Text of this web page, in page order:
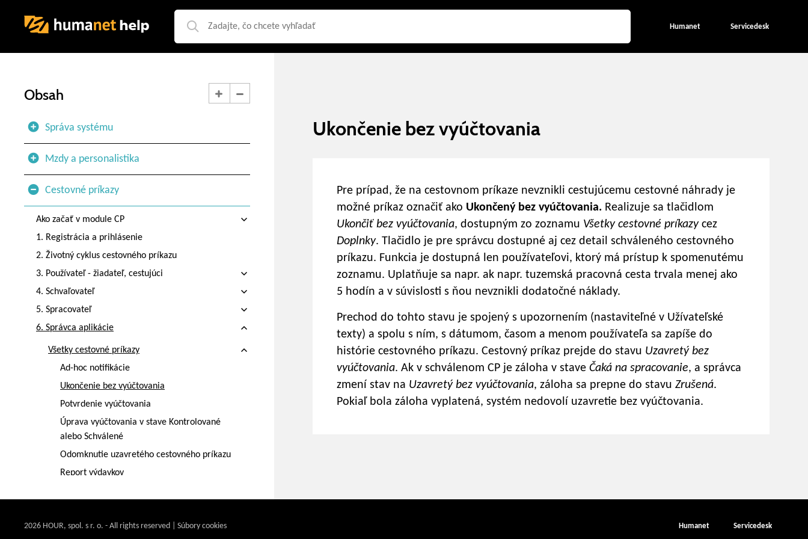
Humanet Servicedesk
Obsah
Správa systému
Mzdy a personalistika
Cestovné príkazy
Ako začať v module CP
1. Registrácia a prihlásenie
2. Životný cyklus cestovného príkazu
3. Používateľ - žiadateľ, cestujúci
4. Schvaľovateľ
5. Spracovateľ
6. Správca aplikácie
Všetky cestovné príkazy
Ad-hoc notifikácie
Ukončenie bez vyúčtovania
Potvrdenie vyúčtovania
Úprava vyúčtovania v stave Kontrolované
alebo Schválené
Odomknutie uzavretého cestovného príkazu
Report výdavkov
Report rozpisu plánovaných a skutočných trás
Ukončenie bez vyúčtovania
Pre prípad, že na cestovnom príkaze nevznikli cestujúcemu cestovné náhrady je
možné príkaz označiť ako Ukončený bez vyúčtovania. Realizuje sa tlačidlom
Ukončiť bez vyúčtovania, dostupným zo zoznamu Všetky cestovné príkazycez
Doplnky. Tlačidlo je pre správcu dostupné aj cez detail schváleného cestovného
príkazu. Funkcia je dostupná len používateľovi, ktorý má prístup k spomenutému
zoznamu. Uplatňuje sa napr. ak napr. tuzemská pracovná cesta trvala menej ako
5 hodín a v súvislosti s ňou nevznikli dodatočné náklady.
Prechod do tohto stavu je spojený s upozornením (nastaviteľné v Užívateľské
texty) a spolu s ním, s dátumom, časom a menom používateľa sa zapíše do
histórie cestovného príkazu. Cestovný príkaz prejde do stavu Uzavretý bez
vyúčtovania. Ak v schválenom CP je záloha v stave Čaká na spracovanie, a správca
zmení stav na Uzavretý bez vyúčtovania, záloha sa prepne do stavu Zrušená.
Pokiaľ bola záloha vyplatená, systém nedovolí uzavretie bez vyúčtovania.
2026 HOUR, spol. s r. o. - All rights reserved | Súbory cookies Humanet Servicedesk